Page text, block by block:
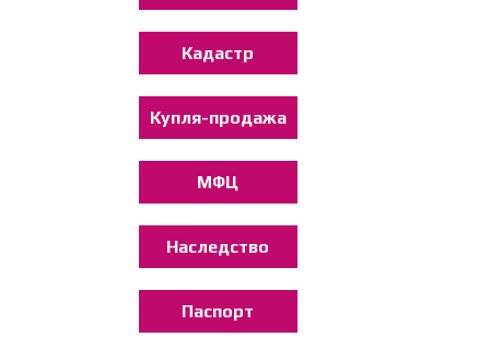
Кадастр
Купля-продажа
МФЦ
Наследство
Паспорт